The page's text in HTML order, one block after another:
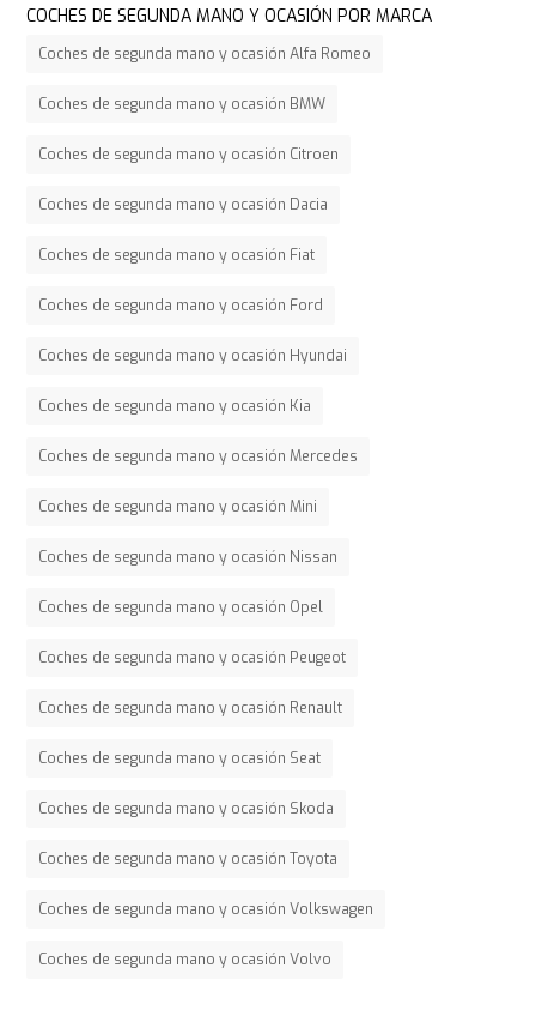
COCHES DE SEGUNDA MANO Y OCASIÓN POR MARCA
Coches de segunda mano y ocasión Alfa Romeo
Coches de segunda mano y ocasión BMW
Coches de segunda mano y ocasión Citroen
Coches de segunda mano y ocasión Dacia
Coches de segunda mano y ocasión Fiat
Coches de segunda mano y ocasión Ford
Coches de segunda mano y ocasión Hyundai
Coches de segunda mano y ocasión Kia
Coches de segunda mano y ocasión Mercedes
Coches de segunda mano y ocasión Mini
Coches de segunda mano y ocasión Nissan
Coches de segunda mano y ocasión Opel
Coches de segunda mano y ocasión Peugeot
Coches de segunda mano y ocasión Renault
Coches de segunda mano y ocasión Seat
Coches de segunda mano y ocasión Skoda
Coches de segunda mano y ocasión Toyota
Coches de segunda mano y ocasión Volkswagen
Coches de segunda mano y ocasión Volvo